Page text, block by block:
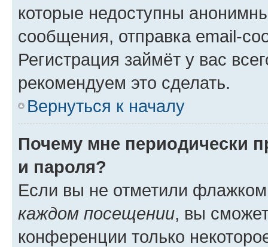
которые недоступны
сообщения, отправка email-
Регистрация займёт у вас
рекомендуем это сделать.
Вернуться к началу
Почему мне периодически
и пароля?
Если вы не отметили
каждом посещении, вы
конференции только